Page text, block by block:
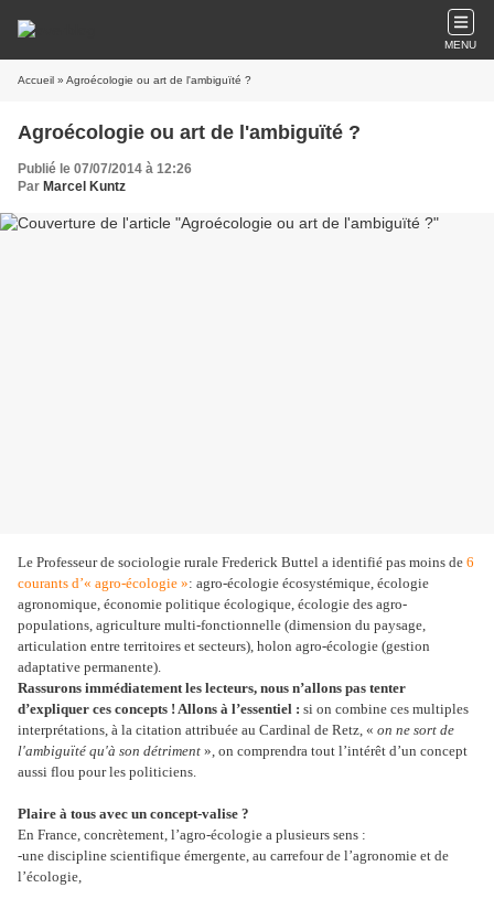
MENU
Accueil » Agroécologie ou art de l'ambiguïté ?
Agroécologie ou art de l'ambiguïté ?
Publié le 07/07/2014 à 12:26
Par Marcel Kuntz
Le Professeur de sociologie rurale Frederick Buttel a identifié pas moins de 6
courants d’« agro-écologie »: agro-écologie écosystémique, écologie
agronomique, économie politique écologique, écologie des agro-
populations, agriculture multi-fonctionnelle (dimension du paysage,
articulation entre territoires et secteurs), holon agro-écologie (gestion
adaptative permanente).
Rassurons immédiatement les lecteurs, nous n’allons pas tenter
d’expliquer ces concepts ! Allons à l’essentiel : si on combine ces multiples
interprétations, à la citation attribuée au Cardinal de Retz, « on ne sort de
l'ambiguïté qu'à son détriment », on comprendra tout l’intérêt d’un concept
aussi flou pour les politiciens.
Plaire à tous avec un concept-valise ?
En France, concrètement, l’agro-écologie a plusieurs sens :
-une discipline scientifique émergente, au carrefour de l’agronomie et de
l’écologie,